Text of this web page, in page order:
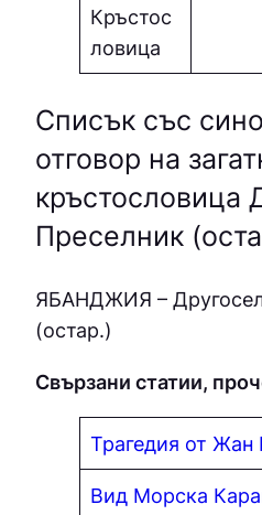
Кръстос
ловица
Списък със
отговор на
кръстословица
Преселник
ЯБAНДЖИЯ –
(остар.)
Свързани статии,
Трагедия от Жан
Вид Морска